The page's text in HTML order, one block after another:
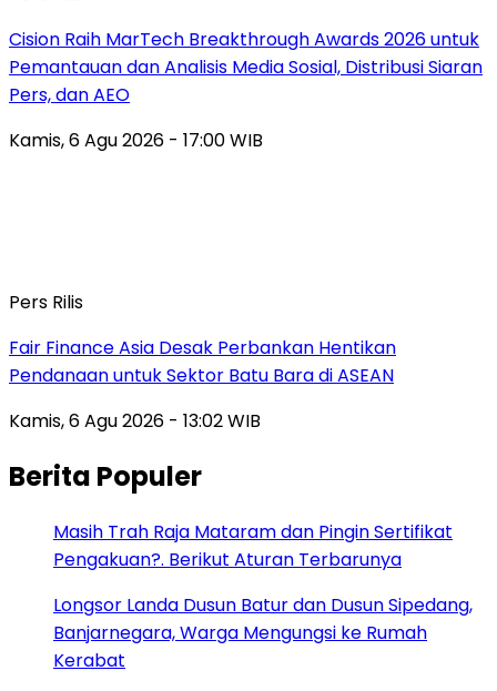
Cision Raih MarTech Breakthrough Awards 2026 untuk
Pemantauan dan Analisis Media Sosial, Distribusi Siaran
Pers, dan AEO
Kamis, 6 Agu 2026 - 17:00 WIB
Pers Rilis
Fair Finance Asia Desak Perbankan Hentikan
Pendanaan untuk Sektor Batu Bara di ASEAN
Kamis, 6 Agu 2026 - 13:02 WIB
Berita Populer
Masih Trah Raja Mataram dan Pingin Sertifikat
Pengakuan?. Berikut Aturan Terbarunya
Longsor Landa Dusun Batur dan Dusun Sipedang,
Banjarnegara, Warga Mengungsi ke Rumah
Kerabat